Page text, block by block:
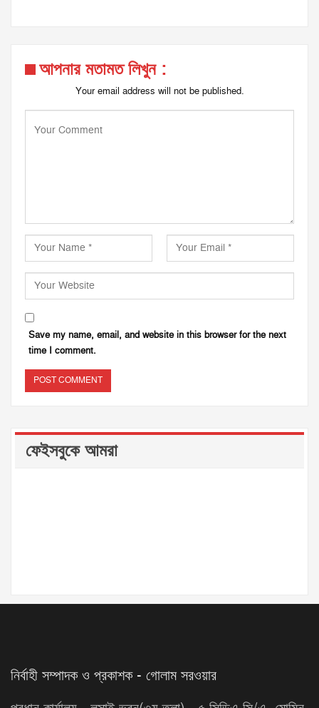
আপনার মতামত লিখুন :
Your email address will not be published.
Save my name, email, and website in this browser for the next
time I comment.
ফেইসবুকে আমরা
নির্বাহী সম্পাদক ও প্রকাশক - গোলাম সরওয়ার